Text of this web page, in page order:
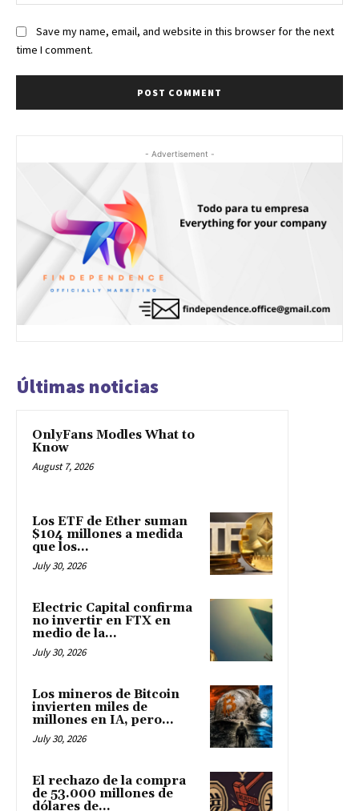
Save my name, email, and website in this browser for the next
time I comment.
- Advertisement -
Últimas noticias
OnlyFans Modles What to
Know
August 7, 2026
Los ETF de Ether suman
$104 millones a medida
que los...
July 30, 2026
Electric Capital confirma
no invertir en FTX en
medio de la...
July 30, 2026
Los mineros de Bitcoin
invierten miles de
millones en IA, pero...
July 30, 2026
El rechazo de la compra
de 53.000 millones de
dólares de...